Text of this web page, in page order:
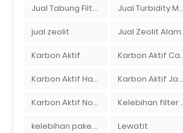
Jual Tabung Filter Air Surabaya Jual Turbidity Meter Harga Murah Di Sulawesi
jual zeolit Jual
Karbon Aktif Karbon
Karbon Aktif Haycarb Karbon Aktif Jacobi
Karbon Aktif Norit Kelebihan filter air
kelebihan paket filter air Ady Water Lewatit